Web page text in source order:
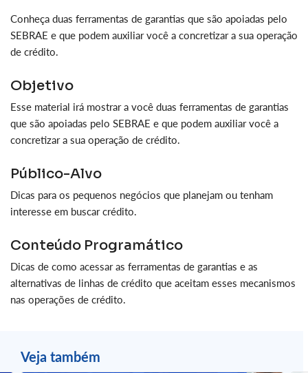
Conheça duas ferramentas de garantias que são apoiadas pelo
SEBRAE e que podem auxiliar você a concretizar a sua operação
de crédito.
Objetivo
Esse material irá mostrar a você duas ferramentas de garantias
que são apoiadas pelo SEBRAE e que podem auxiliar você a
concretizar a sua operação de crédito.
Público-Alvo
Dicas para os pequenos negócios que planejam ou tenham
interesse em buscar crédito.
Conteúdo Programático
Dicas de como acessar as ferramentas de garantias e as
alternativas de linhas de crédito que aceitam esses mecanismos
nas operações de crédito.
Veja também